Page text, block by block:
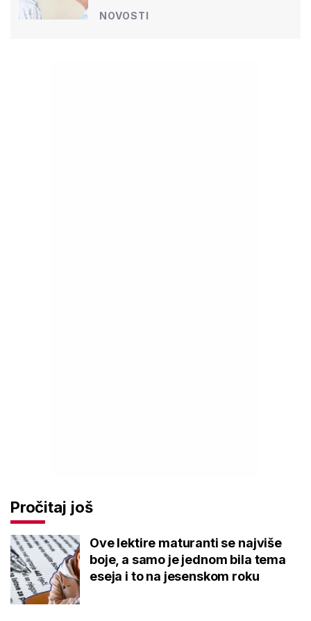
NOVOSTI
Pročitaj još
Ove lektire maturanti se najviše
boje, a samo je jednom bila tema
eseja i to na jesenskom roku